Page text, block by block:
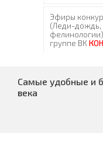
Самые удобные и
века